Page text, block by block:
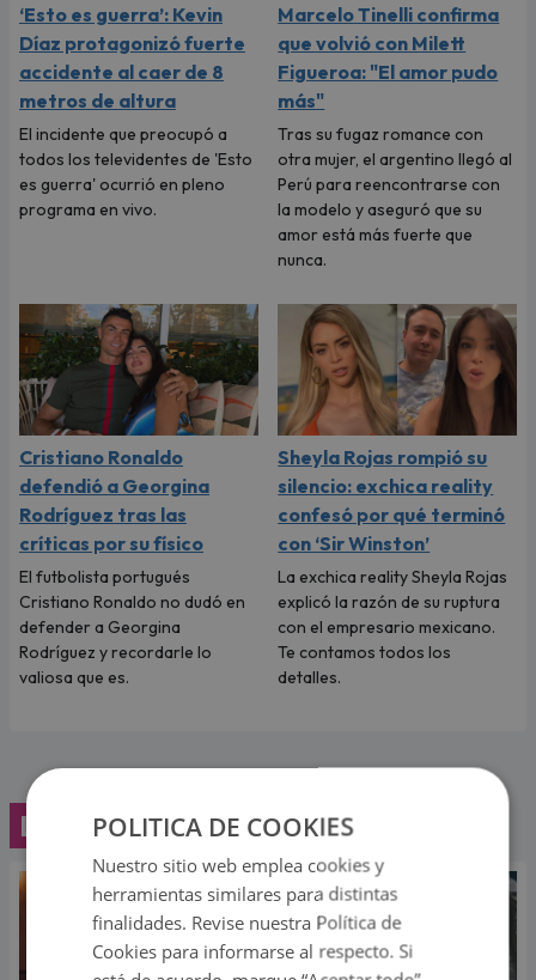
‘Esto es guerra’: Kevin
Díaz protagonizó fuerte
accidente al caer de 8
metros de altura
El incidente que preocupó a
todos los televidentes de 'Esto
es guerra' ocurrió en pleno
programa en vivo.
Marcelo Tinelli confirma
que volvió con Milett
Figueroa: "El amor pudo
más"
Tras su fugaz romance con
otra mujer, el argentino llegó al
Perú para reencontrarse con
la modelo y aseguró que su
amor está más fuerte que
nunca.
Cristiano Ronaldo
defendió a Georgina
Rodríguez tras las
críticas por su físico
El futbolista portugués
Cristiano Ronaldo no dudó en
defender a Georgina
Rodríguez y recordarle lo
valiosa que es.
Sheyla Rojas rompió su
silencio: exchica reality
confesó por qué terminó
con ‘Sir Winston’
La exchica reality Sheyla Rojas
explicó la razón de su ruptura
con el empresario mexicano.
Te contamos todos los
detalles.
Lo últimoPOLITICA DE COOKIES
Nuestro sitio web emplea cookies y
herramientas similares para distintas
finalidades. Revise nuestra Política de
Cookies para informarse al respecto. Si